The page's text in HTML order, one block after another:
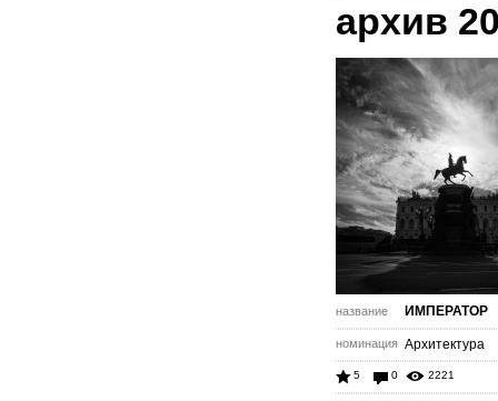
архив
название ИМПЕРАТОР
номинация Архитектура
5 0 2221